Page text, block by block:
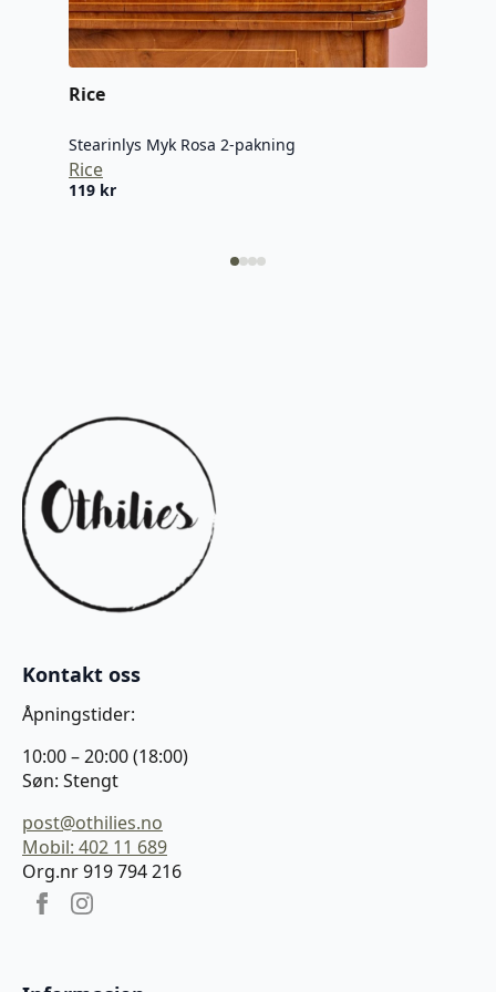
Rice
Stearinlys Myk Rosa 2-pakning
Rice
119 kr
Kontakt oss
Åpningstider:
10:00 – 20:00 (18:00)
Søn: Stengt
post@othilies.no
Mobil: 402 11 689
Org.nr 919 794 216